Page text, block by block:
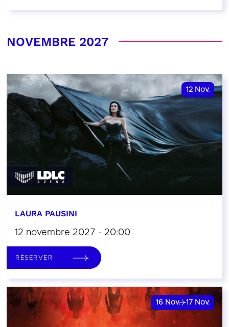
NOVEMBRE 2027
12 Nov.
LAURA PAUSINI
12 novembre 2027 - 20:00
RÉSERVER
16 Nov. 17 Nov.